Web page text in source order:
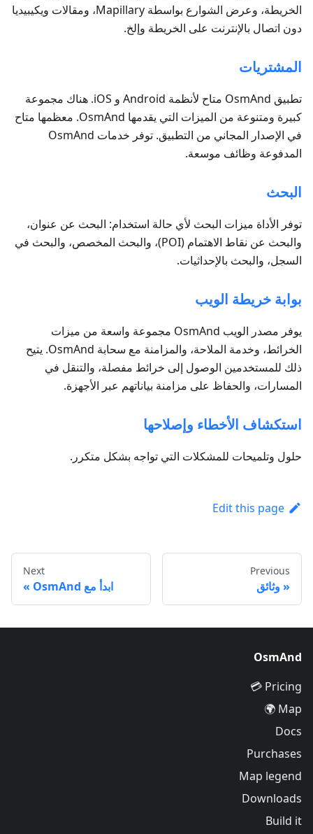
الخريطة، وعرض الشوارع بواسطة Mapillary، ومقالات ويكيبيديا
دون اتصال بالإنترنت على الخريطة وإلخ.
المشتريات
تطبيق OsmAnd متاح لأنظمة Android و iOS. هناك مجموعة
كبيرة ومتنوعة من الميزات التي يقدمها OsmAnd. معظمها متاح
في الإصدار المجاني من التطبيق. توفر خدمات OsmAnd
المدفوعة وظائف موسعة.
البحث
توفر الأداة ميزات البحث لأي حالة استخدام: البحث عن عنوان،
والبحث عن نقاط الاهتمام (POI)، والبحث المخصص، والبحث في
السجل، والبحث بالإحداثيات.
بوابة خريطة الويب
يوفر مصدر الويب OsmAnd مجموعة واسعة من ميزات
الخرائط، وخدمة الملاحة، والمزامنة مع سحابة OsmAnd. يتيح
ذلك للمستخدمين الوصول إلى خرائط مفصلة، والتنقل في
المسارات، والحفاظ على مزامنة بياناتهم عبر الأجهزة.
استكشاف الأخطاء وإصلاحها
حلول وتلميحات للمشكلات التي تواجه بشكل متكرر.
Edit this page
Previous
وثائق
Next
ابدأ مع OsmAnd
OsmAnd
Pricing 💳
Map 🌍
Docs
Purchases
Map legend
Downloads
Build it